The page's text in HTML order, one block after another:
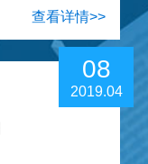
查看详情>>
08
2019.04